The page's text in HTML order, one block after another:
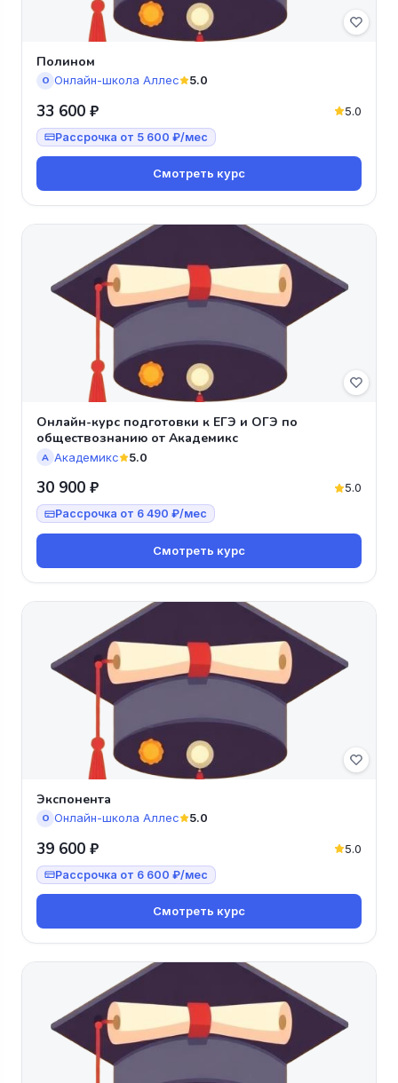
Полином
О Онлайн-школа Аллес 5.0
33 600 ₽ 5.0
Рассрочка от 5 600 ₽/мес
Смотреть курс
Онлайн-курс подготовки к ЕГЭ и ОГЭ по
обществознанию от Академикс
А Академикс 5.0
30 900 ₽ 5.0
Рассрочка от 6 490 ₽/мес
Смотреть курс
Экспонента
О Онлайн-школа Аллес 5.0
39 600 ₽ 5.0
Рассрочка от 6 600 ₽/мес
Смотреть курс